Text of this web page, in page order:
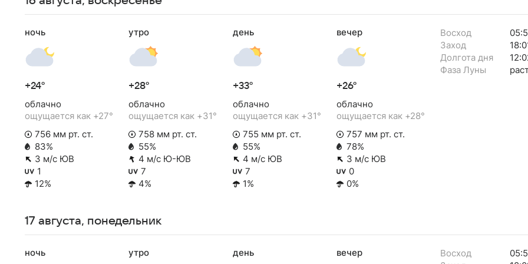
ночь
+24°
облачно
ощущается как +27°
756 мм рт. ст.
83%
3 м/с ЮВ
1
12%
утро
+28°
облачно
ощущается как +31°
758 мм рт. ст.
55%
4 м/с Ю-ЮВ
7
4%
день
+33°
облачно
ощущается как +31°
755 мм рт. ст.
55%
4 м/с ЮВ
7
1%
вечер
+26°
облачно
ощущается как +28°
757 мм рт. ст.
78%
3 м/с ЮВ
0
0%
Восход
Заход
Долгота дня
Фаза Луны
17 августа, понедельник
ночь утро день вечер Восход